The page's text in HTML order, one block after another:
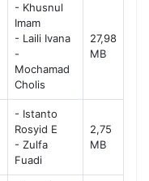
- Khusnul
Imam
- Laili Ivana
-
Mochamad
Cholis
27,98
MB
- Istanto
Rosyid E
- Zulfa
Fuadi
2,75
MB